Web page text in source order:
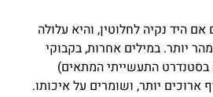
היד נקיה לחלוטין, והיא עלולה
יותר. במילים אחרות, בקבוקי
בסטנדרט התעשייתי המתאים)
ארוכים יותר, ושומרים על איכותו.